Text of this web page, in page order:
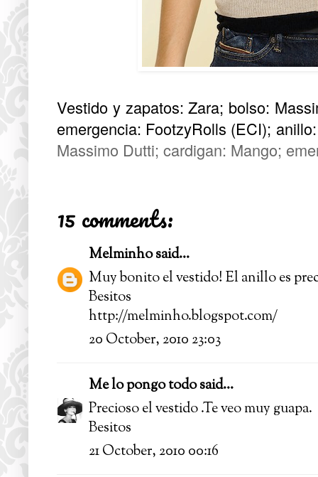
Vestido y zapatos: Zara; bolso:
emergencia: FootzyRolls (ECI);
Massimo Dutti; cardigan: Mango;
15 comments:
Melminhosaid...
Muy bonito el vestido! El anillo es
Besitos
http://melminho.blogspot.com/
20 October, 2010 23:03
Me lo pongo todosaid...
Precioso el vestido .Te veo muy guapa.
Besitos
21 October, 2010 00:16